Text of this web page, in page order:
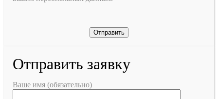
Отправить заявку
Ваше имя (обязательно)